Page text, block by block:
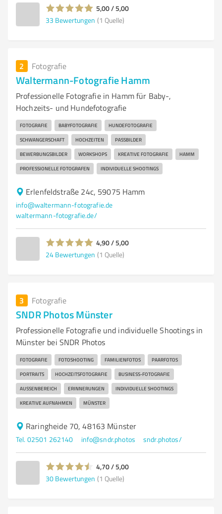
5,00 / 5,00
33 Bewertungen (1 Quelle)
2 Fotografie
Waltermann-Fotografie Hamm
Professionelle Fotografie in Hamm für Baby-,
Hochzeits- und Hundefotografie
FOTOGRAFIE BABYFOTOGRAFIE HUNDEFOTOGRAFIE
SCHWANGERSCHAFT HOCHZEITEN PASSBILDER
BEWERBUNGSBILDER WORKSHOPS KREATIVE FOTOGRAFIE HAMM
PROFESSIONELLE FOTOGRAFEN INDIVIDUELLE SHOOTINGS
Erlenfeldstraße 24c, 59075 Hamm
info@waltermann-fotografie.de
waltermann-fotografie.de/
4,90 / 5,00
24 Bewertungen (1 Quelle)
3 Fotografie
SNDR Photos Münster
Professionelle Fotografie und individuelle Shootings in
Münster bei SNDR Photos
FOTOGRAFIE FOTOSHOOTING FAMILIENFOTOS PAARFOTOS
PORTRAITS HOCHZEITSFOTOGRAFIE BUSINESS-FOTOGRAFIE
AUSSENBEREICH ERINNERUNGEN INDIVIDUELLE SHOOTINGS
KREATIVE AUFNAHMEN MÜNSTER
Raringheide 70, 48163 Münster
Tel. 02501 262140 info@sndr.photos sndr.photos/
4,70 / 5,00
30 Bewertungen (1 Quelle)